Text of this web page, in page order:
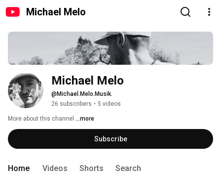
Michael Melo
Michael Melo
@Michael.Melo.Musik.
26 subscribers • 5 videos
More about this channel ...more
Subscribe
Home Videos Shorts Search